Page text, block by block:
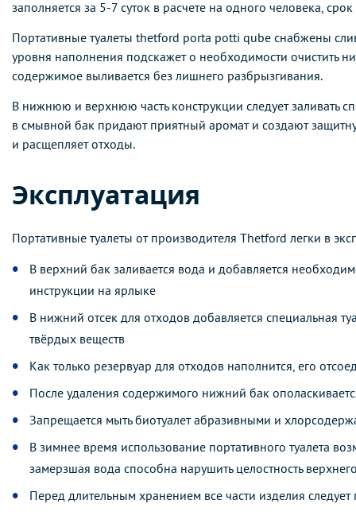
заполняется за 5-7 суток в расчете на одного человека,
Портативные туалеты thetford porta potti qube снабжены
уровня наполнения подскажет о необходимости очистить
содержимое выливается без лишнего разбрызгивания.
В нижнюю и верхнюю часть конструкции следует заливать
в смывной бак придают приятный аромат и создают
и расщепляет отходы.
Эксплуатация
Портативные туалеты от производителя Thetford легки в
В верхний бак заливается вода и добавляется
инструкции на ярлыке
В нижний отсек для отходов добавляется специальная
твёрдых веществ
Как только резервуар для отходов наполнится, его
После удаления содержимого нижний бак
Запрещается мыть биотуалет абразивными и
В зимнее время использование портативного туалета
замерзшая вода способна нарушить целостность
Перед длительным хранением все части изделия